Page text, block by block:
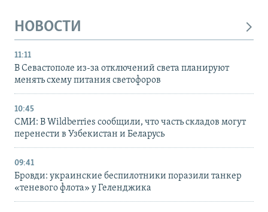
НОВОСТИ
11:11
В Севастополе из-за отключений света планируют
менять схему питания светофоров
10:45
СМИ: В Wildberries сообщили, что часть складов могут
перенести в Узбекистан и Беларусь
09:41
Бровди: украинские беспилотники поразили танкер
«теневого флота» у Геленджика